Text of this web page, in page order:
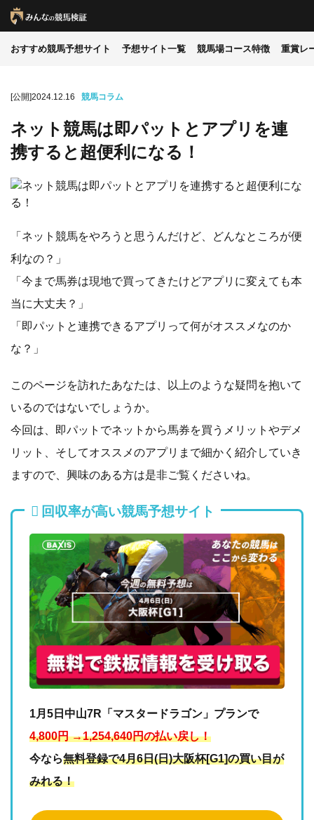
おすすめ競馬予想サイト 予想サイト一覧 競馬場コース特徴 重賞レ
[公開]2024.12.16 競馬コラム
ネット競馬は即パットとアプリを連
携すると超便利になる！
「ネット競馬をやろうと思うんだけど、どんなところが便
利なの？」
「今まで馬券は現地で買ってきたけどアプリに変えても本
当に大丈夫？」
「即パットと連携できるアプリって何がオススメなのか
な？」
このページを訪れたあなたは、以上のような疑問を抱いて
いるのではないでしょうか。
今回は、即パットでネットから馬券を買うメリットやデメ
リット、そしてオススメのアプリまで細かく紹介していき
ますので、興味のある方は是非ご覧くださいね。
回収率が高い競馬予想サイト
1月5日中山7R「マスタードラゴン」プランで
4,800円 →1,254,640円の払い戻し！
今なら無料登録で4月6日(日)大阪杯[G1]の買い目が
みれる！